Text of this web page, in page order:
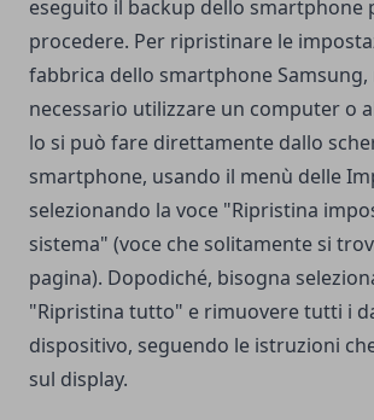
eseguito il backup dello smartphone
procedere. Per ripristinare le
fabbrica dello smartphone Samsung,
necessario utilizzare un computer o
lo si può fare direttamente dallo
smartphone, usando il menù delle
selezionando la voce "Ripristina
sistema" (voce che solitamente si
pagina). Dopodiché, bisogna
"Ripristina tutto" e rimuovere tutti i
dispositivo, seguendo le istruzioni
sul display.